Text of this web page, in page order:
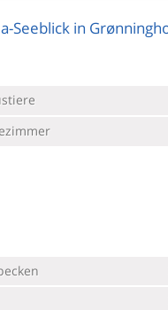
Seeblick in